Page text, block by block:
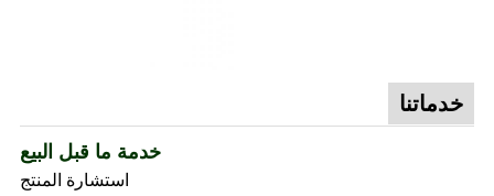
خدماتنا
خدمة ما قبل البيع
استشارة المنتج